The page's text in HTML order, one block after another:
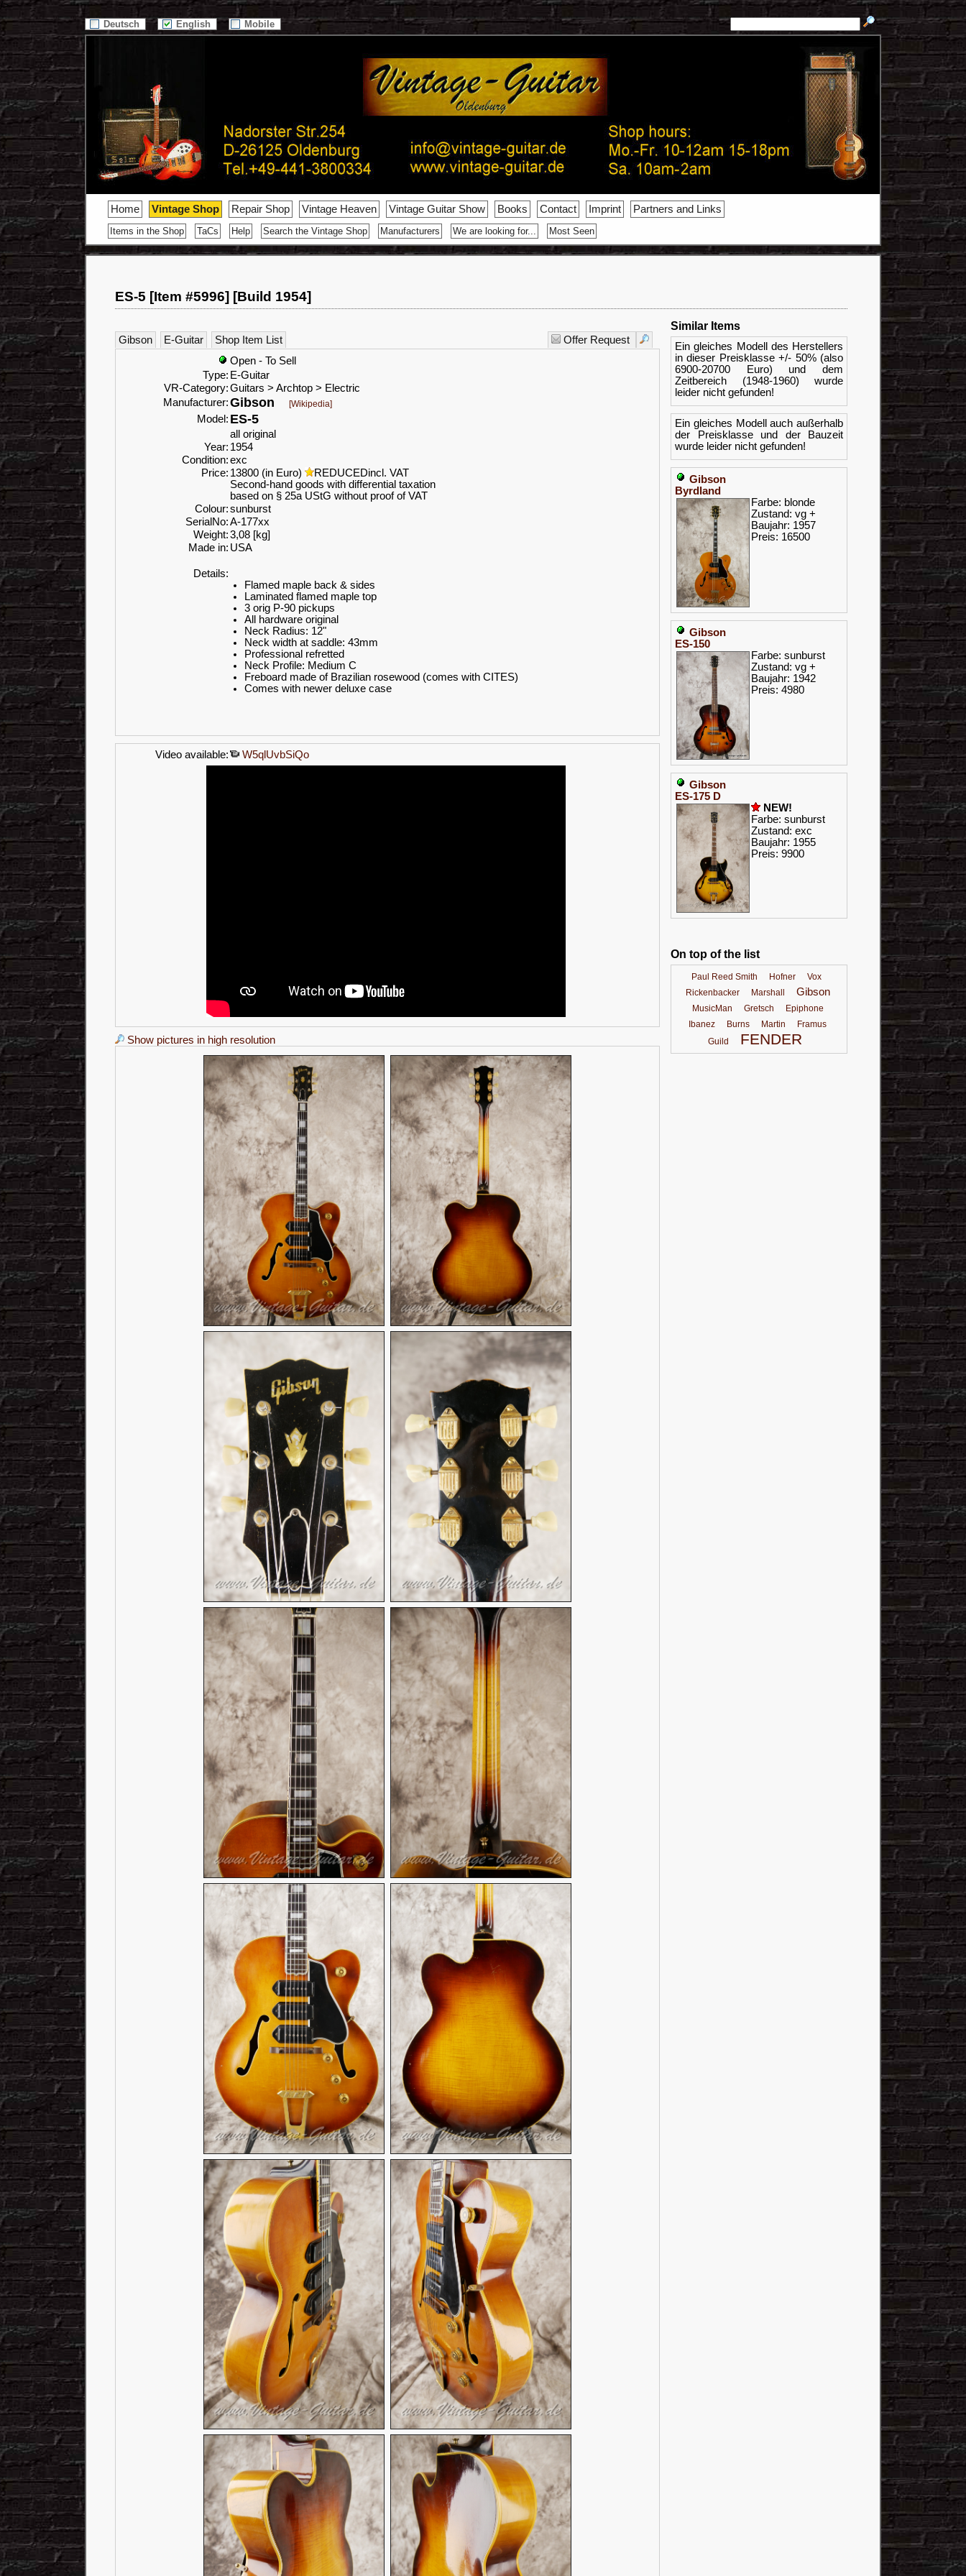
/>
Deutsch English Mobile
Home Vintage Shop Repair Shop Vintage Heaven Vintage Guitar Show Books Contact Imprint Partners and Links
Items in the Shop TaCs Help Search the Vintage Shop Manufacturers We are looking for... Most Seen
ES-5 [Item #5996] [Build 1954]
Gibson E-Guitar Shop Item List
Offer Request
Open - To Sell
Type: E-Guitar
VR-Category:Guitars > Archtop > Electric
Manufacturer:Gibson [Wikipedia]
Model: ES-5
all original
Year: 1954
Condition:exc
Price: 13800 (in Euro)
REDUCEDincl. VAT
Second-hand goods with differential taxation
based on § 25a UStG without proof of VAT
Colour:sunburst
SerialNo:A-177xx
Weight:3,08 [kg]
Made in: USA
Details:
Flamed maple back & sides
Laminated flamed maple top
3 orig P-90 pickups
All hardware original
Neck Radius: 12"
Neck width at saddle: 43mm
Professional refretted
Neck Profile: Medium C
Freboard made of Brazilian rosewood (comes with CITES)
Comes with newer deluxe case
Video available: W5qlUvbSiQo
Show pictures in high resolution
Similar Items
Ein gleiches Modell des Herstellers
in dieser Preisklasse +/- 50% (also
6900-20700 Euro) und dem
Zeitbereich (1948-1960) wurde
leider nicht gefunden!
Ein gleiches Modell auch außerhalb
der Preisklasse und der Bauzeit
wurde leider nicht gefunden!
Gibson
Byrdland
Farbe: blonde
Zustand: vg +
Baujahr: 1957
Preis: 16500
Gibson
ES-150
Farbe: sunburst
Zustand: vg +
Baujahr: 1942
Preis: 4980
Gibson
ES-175 D
NEW!
Farbe: sunburst
Zustand: exc
Baujahr: 1955
Preis: 9900
On top of the list
Paul Reed Smith Hofner
Vox
Rickenbacker
Marshall Gibson
MusicMan Gretsch
Epiphone
Ibanez
Burns Martin
Framus
Guild
FENDER